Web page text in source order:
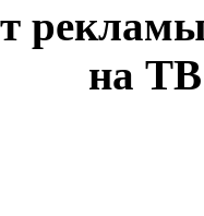
на ТВ